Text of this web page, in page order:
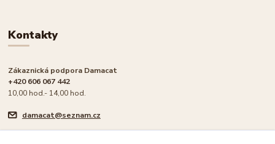
Kontakty
Zákaznická podpora Damacat
+420 606 067 442
10,00 hod.- 14,00 hod.
damacat@seznam.cz